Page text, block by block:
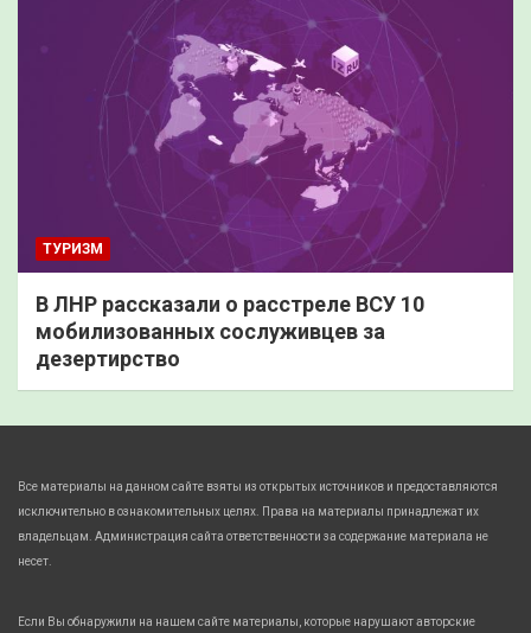
ТУРИЗМ
В ЛНР рассказали о расстреле ВСУ 10
мобилизованных сослуживцев за
дезертирство
Все материалы на данном сайте взяты из открытых источников и предоставляются
исключительно в ознакомительных целях. Права на материалы принадлежат их
владельцам. Администрация сайта ответственности за содержание материала не
несет.
Если Вы обнаружили на нашем сайте материалы, которые нарушают авторские